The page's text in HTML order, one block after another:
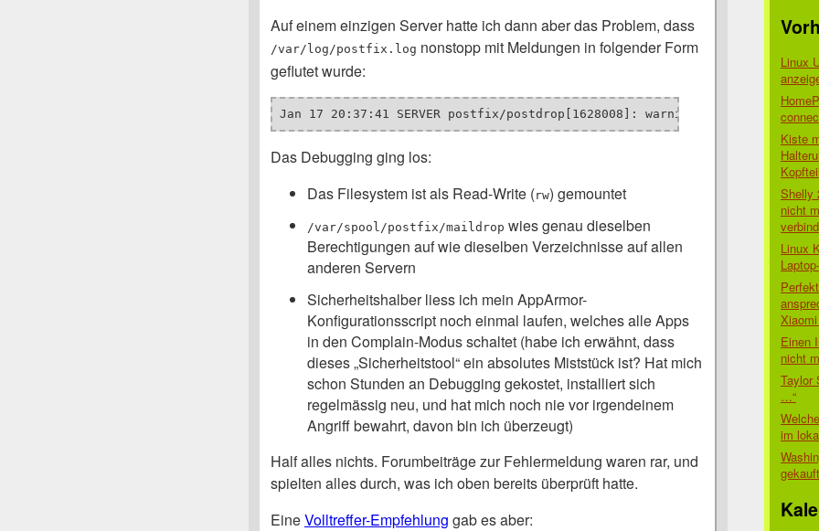
Auf einem einzigen Server hatte ich dann aber das Problem, dass
/var/log/postfix.log nonstopp mit Meldungen in folgender Form
geflutet wurde:
Jan 17 20:37:41 SERVER postfix/postdrop[1628008]: warning:
Das Debugging ging los:
Das Filesystem ist als Read-Write (rw) gemountet
/var/spool/postfix/maildrop wies genau dieselben
Berechtigungen auf wie dieselben Verzeichnisse auf allen
anderen Servern
Sicherheitshalber liess ich mein AppArmor-
Konfigurationsscript noch einmal laufen, welches alle Apps
in den Complain-Modus schaltet (habe ich erwähnt, dass
dieses „Sicherheitstool“ ein absolutes Miststück ist? Hat mich
schon Stunden an Debugging gekostet, installiert sich
regelmässig neu, und hat mich noch nie vor irgendeinem
Angriff bewahrt, davon bin ich überzeugt)
Half alles nichts. Forumbeiträge zur Fehlermeldung waren rar, und
spielten alles durch, was ich oben bereits überprüft hatte.
EineVolltreffer-Empfehlung gab es aber:
Linux
Kiste
Kopfteil
Shelly
nicht
Linux
Einen
nicht
Taylor
…“
im
gekauft